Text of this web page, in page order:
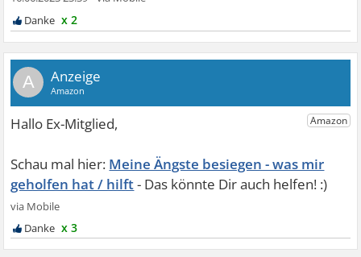
x 2
A
Meine Ängste besiegen - was mir
geholfen hat / hilft
x 3